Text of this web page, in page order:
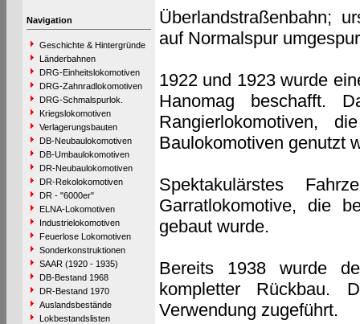
Navigation
Geschichte & Hintergründe
Länderbahnen
DRG-Einheitslokomotiven
DRG-Zahnradlokomotiven
DRG-Schmalspurlok.
Kriegslokomotiven
Verlagerungsbauten
DB-Neubaulokomotiven
DB-Umbaulokomotiven
DR-Neubaulokomotiven
DR-Rekolokomotiven
DR - "6000er"
ELNA-Lokomotiven
Industrielokomotiven
Feuerlose Lokomotiven
Sonderkonstruktionen
SAAR (1920 - 1935)
DB-Bestand 1968
DR-Bestand 1970
Auslandsbestände
Lokbestandslisten
Überlandstraßenbahn;
auf Normalspur
1922 und 1923 wurde
Hanomag beschafft.
Rangierlokomotiven,
Baulokomotiven genutzt
Spektakulärstes
Garratlokomotive, die
gebaut wurde.
Bereits 1938 wurde
kompletter Rückbau.
Verwendung zugeführt.